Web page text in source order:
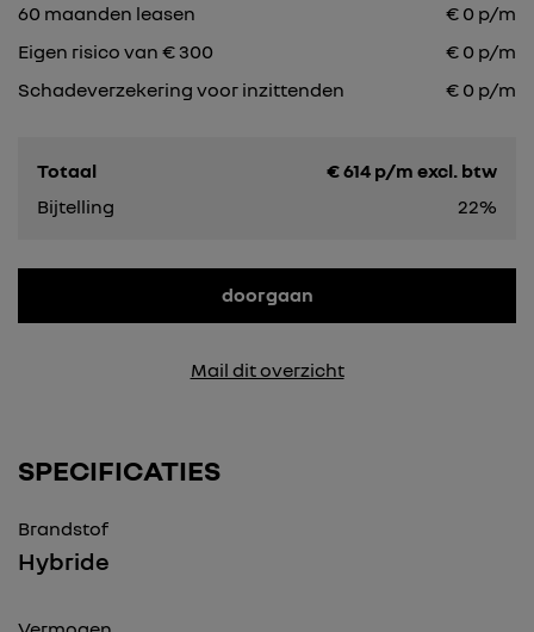
60 maanden leasen € 0 p/m
Eigen risico van € 300
€ 0 p/m
Schadeverzekering voor inzittenden
€ 0 p/m
Totaal €614 p/m excl. btw
Bijtelling
22%
doorgaan
Mail dit overzicht
SPECIFICATIES
Brandstof
Hybride